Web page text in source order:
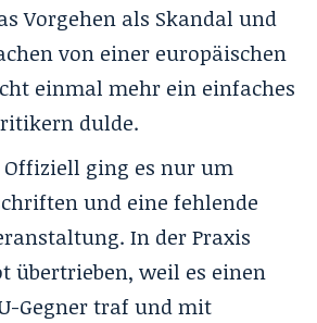
Vorgehen als Skandal und
von einer europäischen
einmal mehr ein einfaches
dulde.
Offiziell ging es nur um
und eine fehlende
In der Praxis
übertrieben, weil es einen
Gegner traf und mit